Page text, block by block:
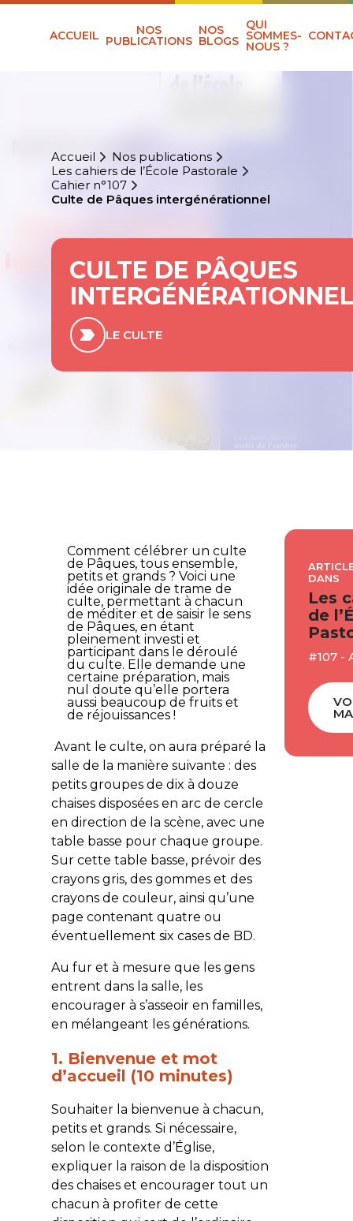
ACCUEIL NOS
PUBLICATIONS
NOS
BLOGS
QUI
SOMMES-
NOUS ?
Accueil
Nos publications
Les cahiers de l’École Pastorale
Cahier n°107
Culte de Pâques intergénérationnel
CULTE DE PÂQUES
INTERGÉNÉRATIONNEL
LE CULTE
Comment célébrer un culte
de Pâques, tous ensemble,
petits et grands ? Voici une
idée originale de trame de
culte, permettant à chacun
de méditer et de saisir le sens
de Pâques, en étant
pleinement investi et
participant dans le déroulé
du culte. Elle demande une
certaine préparation, mais
nul doute qu’elle portera
aussi beaucoup de fruits et
de réjouissances !
Avant le culte, on aura préparé la
salle de la manière suivante : des
petits groupes de dix à douze
chaises disposées en arc de cercle
en direction de la scène, avec une
table basse pour chaque groupe.
Sur cette table basse, prévoir des
crayons gris, des gommes et des
crayons de couleur, ainsi qu’une
page contenant quatre ou
éventuellement six cases de BD.
Au fur et à mesure que les gens
entrent dans la salle, les
encourager à s’asseoir en familles,
en mélangeant les générations.
1. Bienvenue et mot
d’accueil (10 minutes)
Souhaiter la bienvenue à chacun,
petits et grands. Si nécessaire,
selon le contexte d’Église,
expliquer la raison de la disposition
des chaises et encourager tout un
chacun à profiter de cette
DANS
Les
de
#107 -